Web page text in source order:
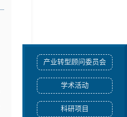
产业转型顾问委员会
学术活动
科研项目